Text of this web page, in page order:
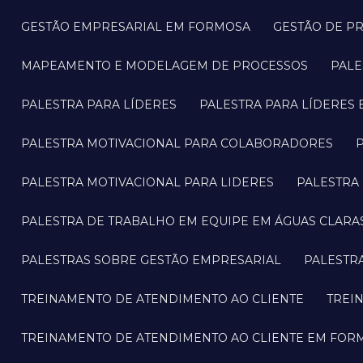
GESTÃO EMPRESARIAL EM FORMOSA GESTÃO DE
MAPEAMENTO E MODELAGEM DE PROCESSOS
PALESTRA PARA LÍDERES PALESTRA PARA LÍDERES
PALESTRA MOTIVACIONAL PARA COLABORADORES
PALESTRA MOTIVACIONAL PARA LIDERES
PALESTRA DE TRABALHO EM EQUIPE EM ÁGUAS
PALESTRAS SOBRE GESTÃO EMPRESARIAL
TREINAMENTO DE ATENDIMENTO AO CLIENTE
TREINAMENTO DE ATENDIMENTO AO CLIENTE EM